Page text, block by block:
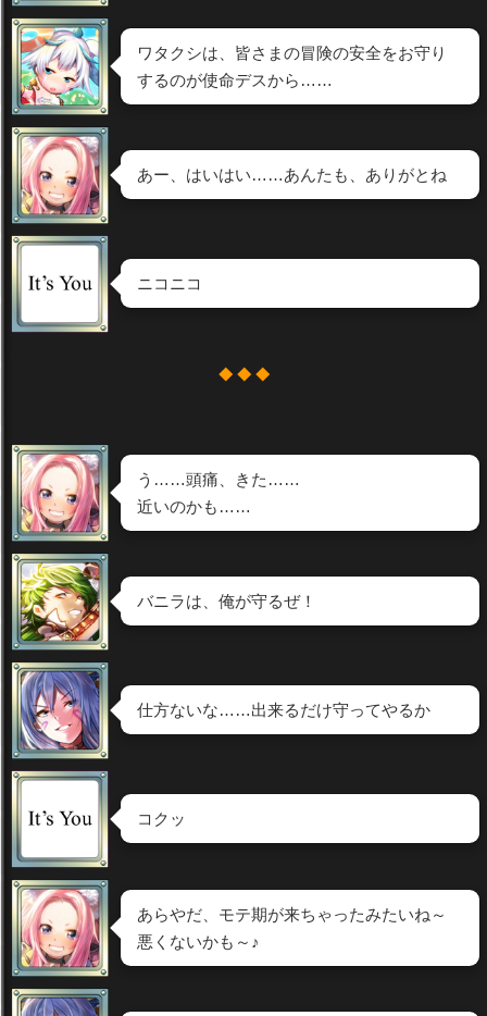
ワタクシは、皆さまの冒険の安全をお守り
するのが使命デスから……
あー、はいはい……あんたも、ありがとね
ニコニコ
◆ ◆ ◆
う……頭痛、きた……
近いのかも……
バニラは、俺が守るぜ！
仕方ないな……出来るだけ守ってやるか
コクッ
あらやだ、モテ期が来ちゃったみたいね～
悪くないかも～♪